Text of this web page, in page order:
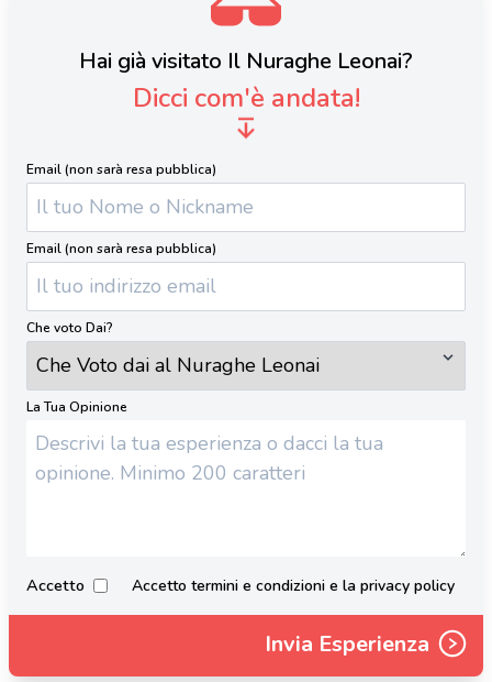
Hai già visitato Il Nuraghe Leonai?
Dicci com'è andata!
Email (non sarà resa pubblica)
Email (non sarà resa pubblica)
Che voto Dai?
La Tua Opinione
Accetto Accetto termini e condizioni e la privacy policy
Invia Esperienza